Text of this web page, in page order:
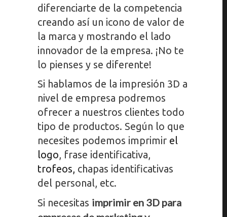
diferenciarte de la competencia
creando así un icono de valor de
la marca y mostrando el lado
innovador de la empresa. ¡No te
lo pienses y se diferente!
Si hablamos de la impresión 3D a
nivel de empresa podremos
ofrecer a nuestros clientes todo
tipo de productos. Según lo que
necesites podemos imprimir el
logo, frase identificativa,
trofeos, chapas identificativas
del personal, etc.
Si necesitas imprimir en 3D para